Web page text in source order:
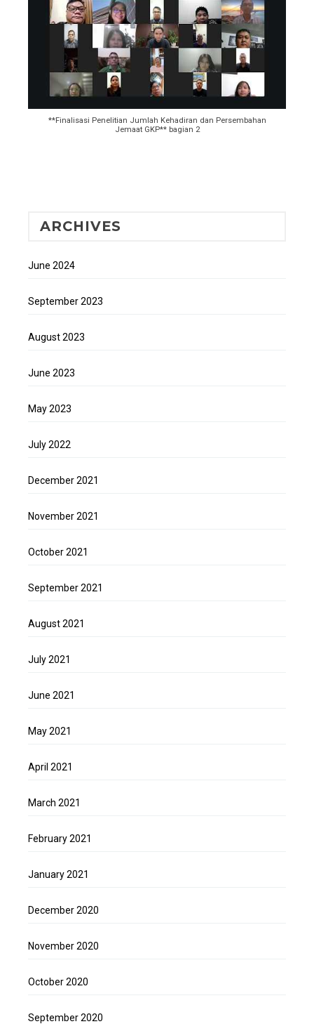
**Finalisasi Penelitian Jumlah Kehadiran dan Persembahan
Jemaat GKP** bagian 2
ARCHIVES
June 2024
September 2023
August 2023
June 2023
May 2023
July 2022
December 2021
November 2021
October 2021
September 2021
August 2021
July 2021
June 2021
May 2021
April 2021
March 2021
February 2021
January 2021
December 2020
November 2020
October 2020
September 2020